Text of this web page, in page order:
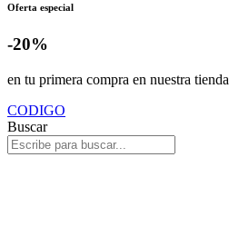
Oferta especial
-20%
en tu primera compra en nuestra tienda
CODIGO
Buscar